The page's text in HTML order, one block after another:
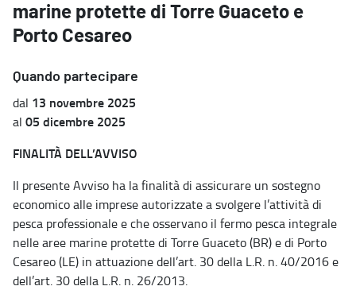
marine protette di Torre Guaceto e
Porto Cesareo
Quando partecipare
dal 13 novembre 2025
al 05 dicembre 2025
FINALITÀ DELL’AVVISO
Il presente Avviso ha la finalità di assicurare un sostegno
economico alle imprese autorizzate a svolgere l’attività di
pesca professionale e che osservano il fermo pesca integrale
nelle aree marine protette di Torre Guaceto (BR) e di Porto
Cesareo (LE) in attuazione dell’art. 30 della L.R. n. 40/2016 e
dell’art. 30 della L.R. n. 26/2013.